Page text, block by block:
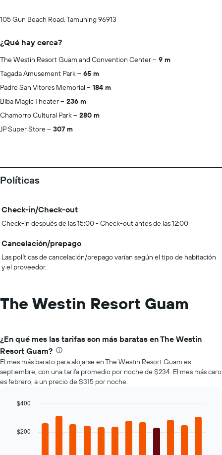
105 Gun Beach Road, Tamuning 96913
¿Qué hay cerca?
The Westin Resort Guam and Convention Center
9 m
Tagada Amusement Park
65 m
Padre San Vitores Memorial
184 m
Biba Magic Theater
236 m
Chamorro Cultural Park
280 m
JP Super Store
307 m
Políticas
Check-in/Check-out
Check-in después de las 15:00 - Check-out antes de las 12:00
Cancelación/prepago
Las políticas de cancelación/prepago varían según el tipo de habitación
y el proveedor.
The Westin Resort Guam
¿En qué mes las tarifas son más baratas en The Westin
Resort Guam?
El mes más barato para alojarse en The Westin Resort Guam es
septiembre, con una tarifa promedio por noche de $234. El mes más caro
es febrero, a un precio de $315 por noche.
with
$200
$400